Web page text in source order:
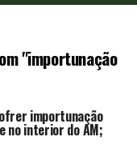
"importunação
importunação
no interior do AM;